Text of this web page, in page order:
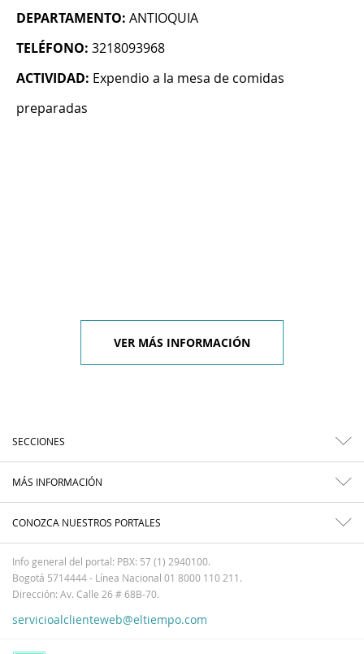
DEPARTAMENTO: ANTIOQUIA
TELÉFONO: 3218093968
ACTIVIDAD: Expendio a la mesa de comidas
preparadas
VER MÁS INFORMACIÓN
SECCIONES
MÁS INFORMACIÓN
CONOZCA NUESTROS PORTALES
Info general del portal: PBX: 57 (1) 2940100.
Bogotá 5714444 - Línea Nacional 01 8000 110 211.
Dirección: Av. Calle 26 # 68B-70.
servicioalclienteweb@eltiempo.com